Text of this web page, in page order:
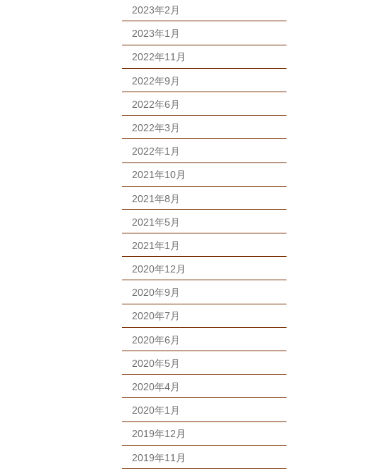
2023年2月
2023年1月
2022年11月
2022年9月
2022年6月
2022年3月
2022年1月
2021年10月
2021年8月
2021年5月
2021年1月
2020年12月
2020年9月
2020年7月
2020年6月
2020年5月
2020年4月
2020年1月
2019年12月
2019年11月